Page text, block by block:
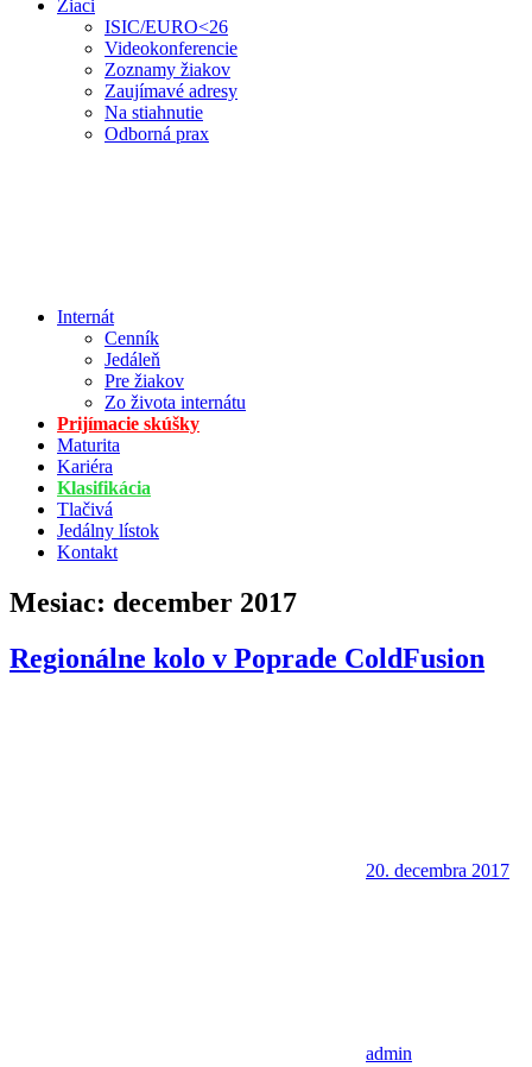
Žiaci
ISIC/EURO<26
Videokonferencie
Zoznamy žiakov
Zaujímavé adresy
Na stiahnutie
Odborná prax
Internát
Cenník
Jedáleň
Pre žiakov
Zo života internátu
Prijímacie skúšky
Maturita
Kariéra
Klasifikácia
Tlačivá
Jedálny lístok
Kontakt
Mesiac: december 2017
Regionálne kolo v Poprade ColdFusion
20. decembra 2017
admin